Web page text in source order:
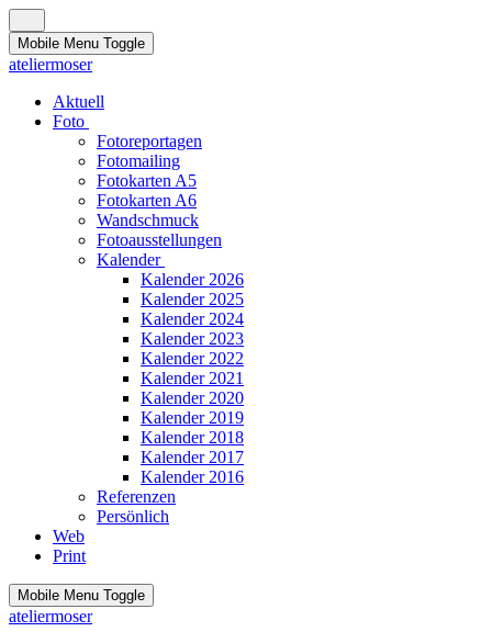
Mobile Menu Toggle
ateliermoser
Aktuell
Foto
Fotoreportagen
Fotomailing
Fotokarten A5
Fotokarten A6
Wandschmuck
Fotoausstellungen
Kalender
Kalender 2026
Kalender 2025
Kalender 2024
Kalender 2023
Kalender 2022
Kalender 2021
Kalender 2020
Kalender 2019
Kalender 2018
Kalender 2017
Kalender 2016
Referenzen
Persönlich
Web
Print
Mobile Menu Toggle
ateliermoser